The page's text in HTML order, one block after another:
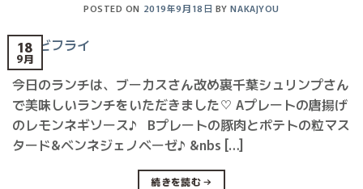
POSTED ON 2019年9月18日 BYNAKAJYOU
18
9月
今日のランチは、ブーカスさん改め裏千葉シュリンプさん
で美味しいランチをいただきました♡ Aプレートの唐揚げ
のレモンネギソース♪ Bプレートの豚肉とポテトの粒マス
タード&ベンネジェノベーゼ♪ &nbs […]
続きを読む→